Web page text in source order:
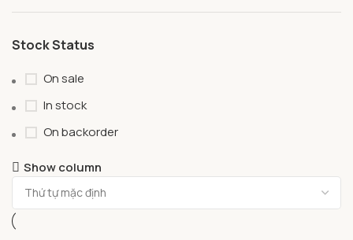
Stock Status
On sale
In stock
On backorder
Show column